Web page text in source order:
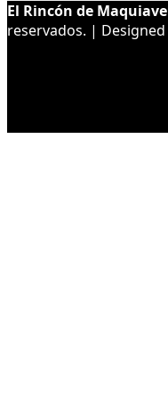
El Rincón de
reservados. |